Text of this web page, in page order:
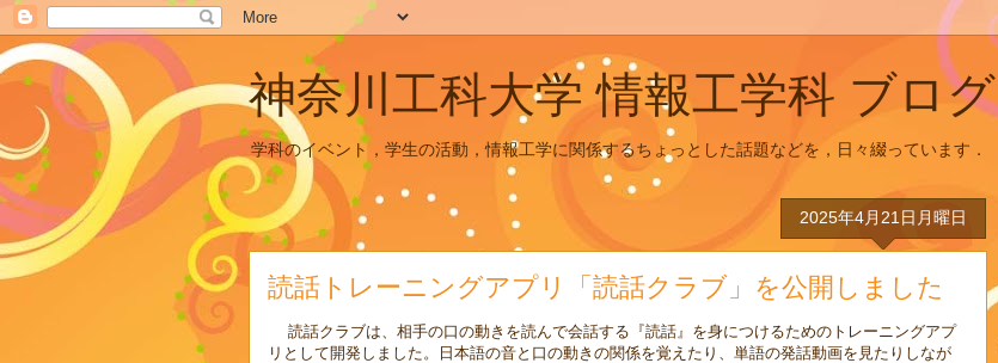
神奈川工科大学 情報工学科 ブログ
学科のイベント，学生の活動，情報工学に関係するちょっとした話題などを，日々綴っています．
2025年4月21日月曜日
読話トレーニングアプリ「読話クラブ」を公開しました
読話クラブは、相手の口の動きを読んで会話する『読話』を身につけるためのトレーニングアプ
リとして開発しました。日本語の音と口の動きの関係を覚えたり、単語の発話動画を見たりしなが